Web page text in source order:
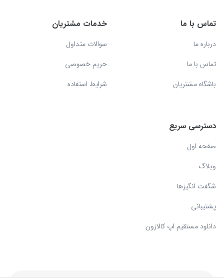
تماس با ما
درباره ما
تماس با ما
باشگاه مشتریان
خدمات مشتریان
سوالات متداول
حریم خصوصی
شرایط استفاده
دسترسی سریع
صفحه اول
وبلاگ
شگفت انگیزها
پشتیبانی
دانلود مستقیم اپ کالازون